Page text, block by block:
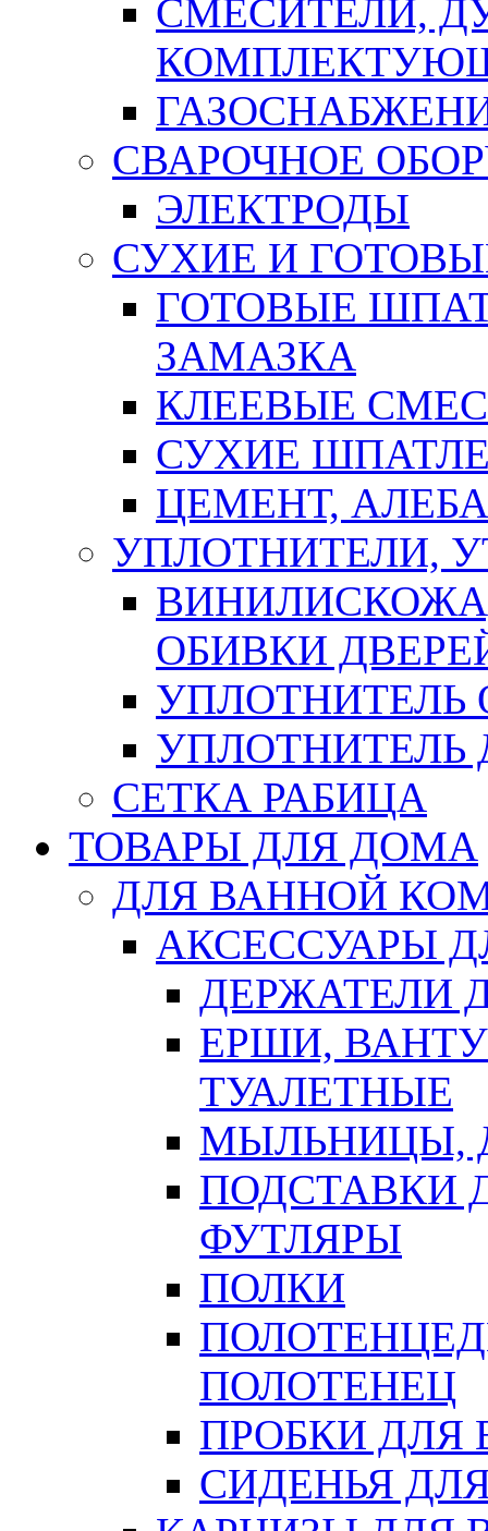
СМЕСИТЕЛИ,
СВАРОЧНОЕ
ЭЛЕКТРОДЫ
СУХИЕ И
ГОТОВЫЕ
ЗАМАЗКА
КЛЕЕВЫЕ
СУХИЕ
ЦЕМЕНТ,
УПЛОТНИТЕЛИ,
ОБИВКИ
УПЛОТНИТЕЛЬ
СЕТКА РАБИЦА
ТОВАРЫ ДЛЯ ДОМА
ДЛЯ ВАННОЙ
АКСЕССУАРЫ
ДЕРЖАТЕЛИ
ЕРШИ,
ТУАЛЕТНЫЕ
МЫЛЬНИЦЫ,
ПОДСТАВКИ
ФУТЛЯРЫ
ПОЛКИ
ПОЛОТЕНЕЦ
ПРОБКИ ДЛЯ
СИДЕНЬЯ